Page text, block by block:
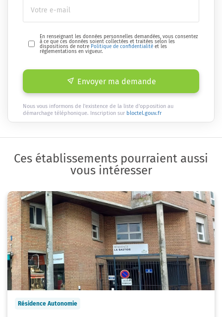
En renseignant les données personnelles demandées, vous consentez
à ce que ces données soient collectées et traitées selon les
dispositions de notre Politique de confidentialité et les
réglementations en vigueur.
Envoyer ma demande
Nous vous informons de l'existence de la liste d'opposition au
démarchage téléphonique. Inscription sur bloctel.gouv.fr
Ces établissements pourraient aussi
vous intéresser
Résidence Autonomie